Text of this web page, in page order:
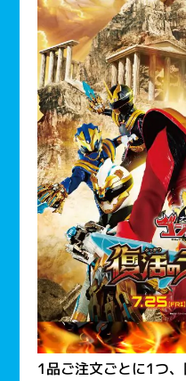
1品ご注文ごとに1つ